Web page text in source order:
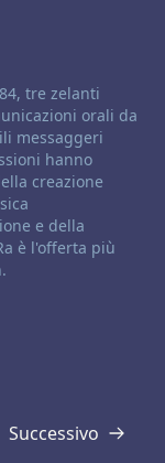
tre zelanti
orali da
messaggeri
hanno
creazione
e della
è l'offerta più
Successivo
Trascrizione